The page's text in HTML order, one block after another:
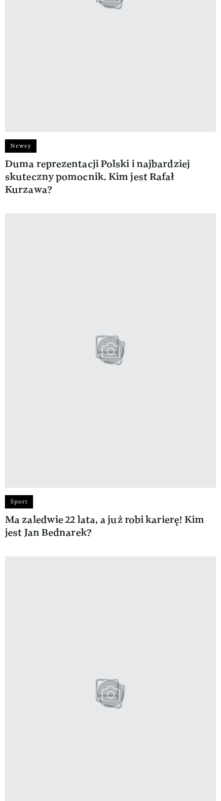
Newsy
Duma reprezentacji Polski i najbardziej
skuteczny pomocnik. Kim jest Rafał
Kurzawa?
Sport
Ma zaledwie 22 lata, a już robi karierę! Kim
jest Jan Bednarek?